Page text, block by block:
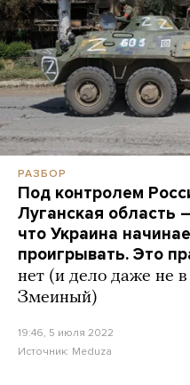
РАЗБОР
Под контролем
Луганская область
что Украина
проигрывать. Это
нет (и дело даже не
Змеиный)
19:46, 5 июля 2022
Источник: Meduza